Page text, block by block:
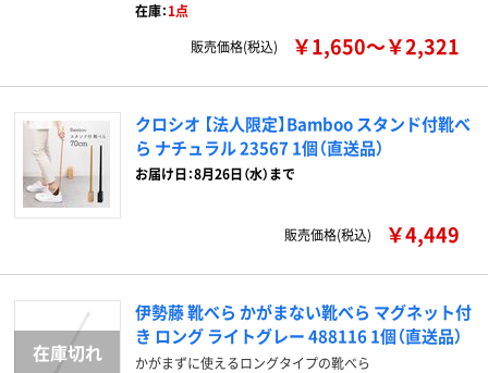
在庫：1点
販売価格(税込)
￥1,650～￥2,321
クロシオ 【法人限定】Bamboo スタンド付靴べ
ら ナチュラル 23567 1個（直送品）
お届け日：8月26日（水）まで
販売価格(税込) ￥4,449
伊勢藤 靴べら かがまない靴べら マグネット付
き ロング ライトグレー 488116 1個（直送品）
かがまずに使えるロングタイプの靴べら